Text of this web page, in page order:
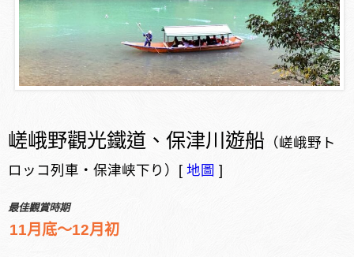
嵯峨野觀光鐵道、保津川遊船 （嵯峨野ト
ロッコ列車・保津峡下り）[ 地圖 ]
最佳觀賞時期
11月底～12月初